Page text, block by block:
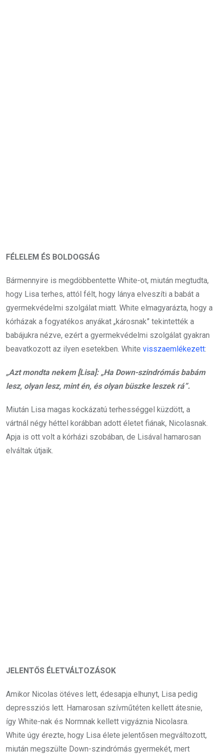
FÉLELEM ÉS BOLDOGSÁG
Bármennyire is megdöbbentette White-ot, miután megtudta,
hogy Lisa terhes, attól félt, hogy lánya elveszíti a babát a
gyermekvédelmi szolgálat miatt. White elmagyarázta, hogy a
kórházak a fogyatékos anyákat „károsnak” tekintették a
babájukra nézve, ezért a gyermekvédelmi szolgálat gyakran
beavatkozott az ilyen esetekben. White visszaemlékezett:
„Azt mondta nekem [Lisa]: „Ha Down-szindrómás babám
lesz, olyan lesz, mint én, és olyan büszke leszek rá”.
Miután Lisa magas kockázatú terhességgel küzdött, a
vártnál négy héttel korábban adott életet fiának, Nicolasnak.
Apja is ott volt a kórházi szobában, de Lisával hamarosan
elváltak útjaik.
JELENTŐS ÉLETVÁLTOZÁSOK
Amikor Nicolas ötéves lett, édesapja elhunyt, Lisa pedig
depressziós lett. Hamarosan szívműtéten kellett átesnie,
így White-nak és Normnak kellett vigyáznia Nicolasra.
White úgy érezte, hogy Lisa élete jelentősen megváltozott,
miután megszülte Down-szindrómás gyermekét, mert